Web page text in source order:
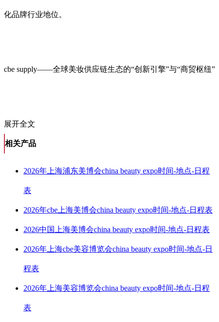
化品牌行业地位。
cbe supply——全球美妆供应链生态的“创新引擎”与“商贸枢纽”
展开全文
相关产品
2026年上海浦东美博会china beauty expo时间-地点-日程
表
2026年cbe上海美博会china beauty expo时间-地点-日程表
2026中国上海美博会china beauty expo时间-地点-日程表
2026年上海cbe美容博览会china beauty expo时间-地点-日
程表
2026年上海美容博览会china beauty expo时间-地点-日程
表